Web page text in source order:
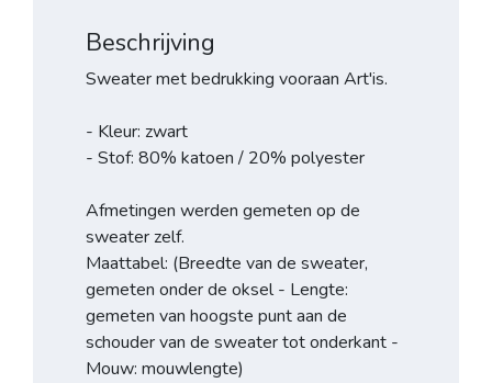
Beschrijving
Sweater met bedrukking vooraan Art'is.
- Kleur: zwart
- Stof: 80% katoen / 20% polyester
Afmetingen werden gemeten op de
sweater zelf.
Maattabel: (Breedte van de sweater,
gemeten onder de oksel - Lengte:
gemeten van hoogste punt aan de
schouder van de sweater tot onderkant -
Mouw: mouwlengte)